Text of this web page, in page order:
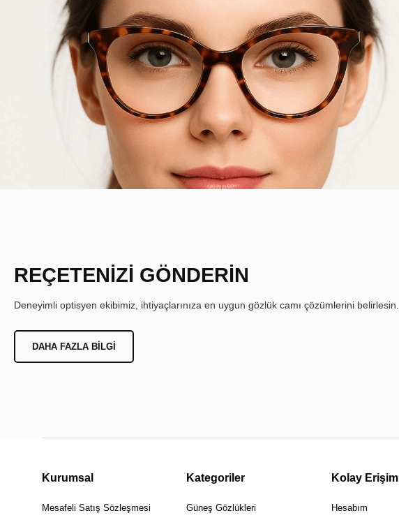
REÇETENİZİ GÖNDERİN
Deneyimli optisyen ekibimiz, ihtiyaçlarınıza en uygun gözlük camı çözümlerini belirlesin.
DAHA FAZLA BILGI
Kurumsal
Mesafeli Satış Sözleşmesi
Kategoriler
Güneş Gözlükleri
Kolay Erişim
Hesabım